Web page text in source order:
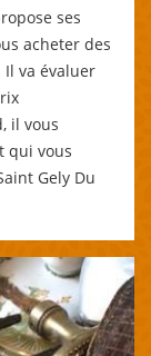
ses
acheter des
va évaluer
il vous
qui vous
Gely Du